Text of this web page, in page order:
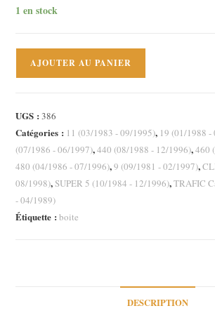
1 en stock
pièces
Renault
Super
Clio
AJOUTER AU PANIER
UGS :386
Catégories : 11 (03/1983 - 09/1995), 19 (01/1988
(07/1986 - 06/1997),440 (08/1988 - 12/1996),460
480 (04/1986 - 07/1996),9 (09/1981 - 02/1997),
08/1998),SUPER 5 (10/1984 - 12/1996),TRAFIC
- 04/1989)
Étiquette :boite
DESCRIPTION